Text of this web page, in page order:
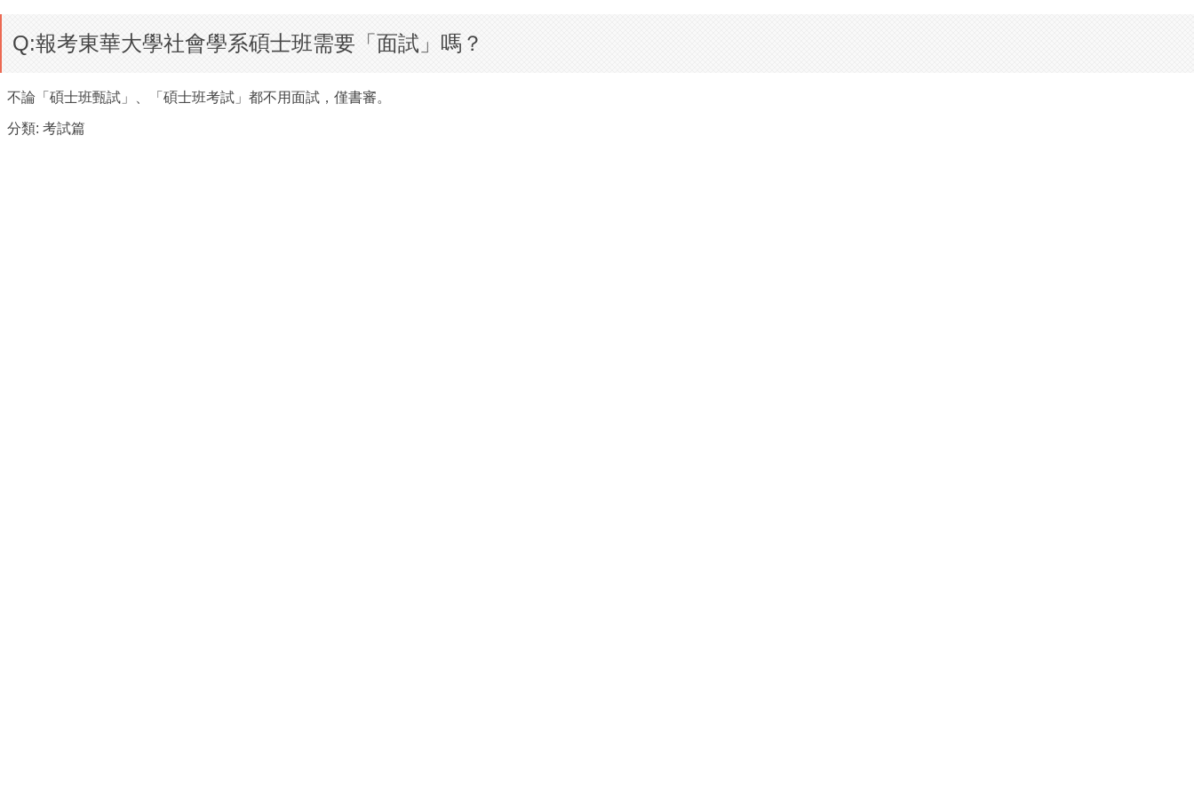
Q:報考東華大學社會學系碩士班需要「面試」嗎？
不論「碩士班甄試」、「碩士班考試」都不用面試，僅書審。
分類: 考試篇